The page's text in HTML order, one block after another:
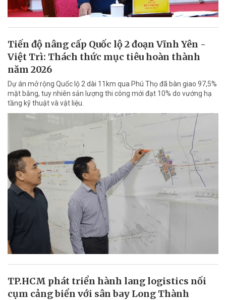
Tiến độ nâng cấp Quốc lộ 2 đoạn Vĩnh Yên -
Việt Trì: Thách thức mục tiêu hoàn thành
năm 2026
Dự án mở rộng Quốc lộ 2 dài 11km qua Phú Thọ đã bàn giao 97,5%
mặt bằng, tuy nhiên sản lượng thi công mới đạt 10% do vướng hạ
tầng kỹ thuật và vật liệu.
TP.HCM phát triển hành lang logistics nối
cụm cảng biển với sân bay Long Thành